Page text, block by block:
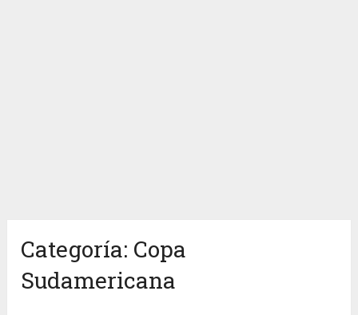
Categoría: Copa
Sudamericana